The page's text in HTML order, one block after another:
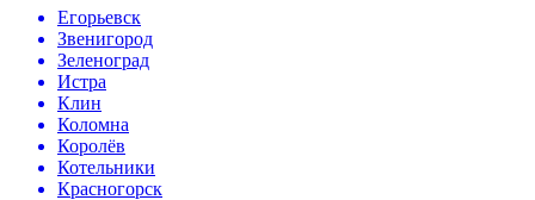
Егорьевск
Звенигород
Зеленоград
Истра
Клин
Коломна
Королёв
Котельники
Красногорск